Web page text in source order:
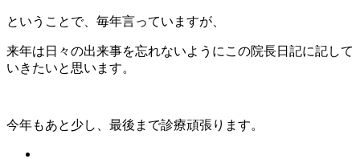
ということで、毎年言っていますが、
来年は日々の出来事を忘れないようにこの院長日記に記して
いきたいと思います。
今年もあと少し、最後まで診療頑張ります。